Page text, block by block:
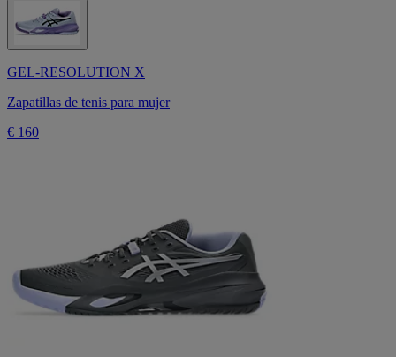
GEL-RESOLUTION X
Zapatillas de tenis para mujer
€ 160